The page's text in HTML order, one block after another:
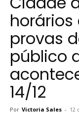
horários
provas
público
14/12
Por Victoria Sales - 12